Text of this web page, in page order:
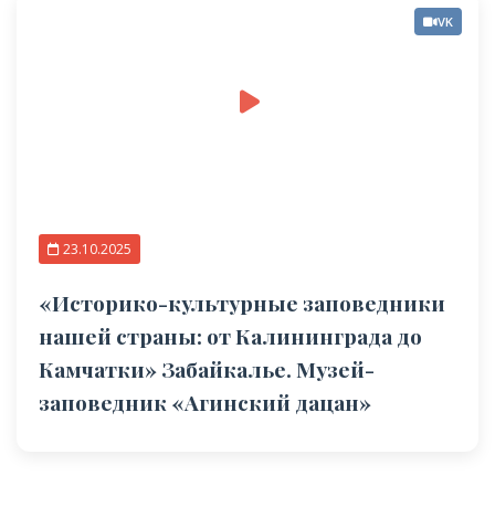
VK
23.10.2025
«Историко-культурные заповедники
нашей страны: от Калининграда до
Камчатки» Забайкалье. Музей-
заповедник «Агинский дацан»